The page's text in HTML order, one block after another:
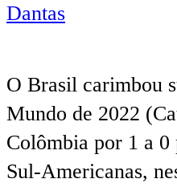
Dantas
O Brasil carimbou
Mundo de 2022
Colômbia por 1 a
Sul-Americanas,